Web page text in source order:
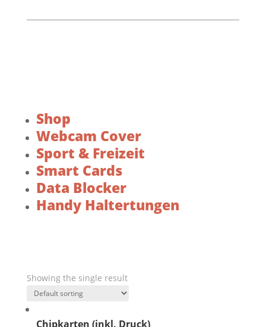
Shop
Webcam Cover
Sport & Freizeit
Smart Cards
Data Blocker
Handy Haltertungen
Showing the single result
Chipkarten (inkl. Druck)